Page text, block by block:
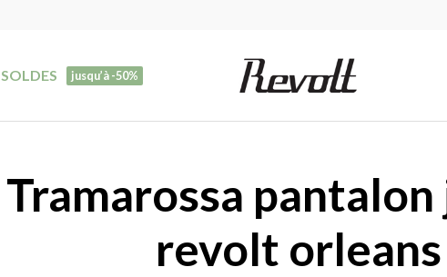
SOLDES jusqu’à -50%
Tramarossa pantalon
revolt orleans